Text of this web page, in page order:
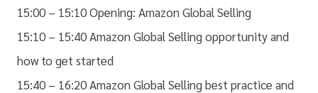
15:00 – 15:10 Opening: Amazon Global Selling
15:10 – 15:40 Amazon Global Selling opportunity and
how to get started
15:40 – 16:20 Amazon Global Selling best practice and